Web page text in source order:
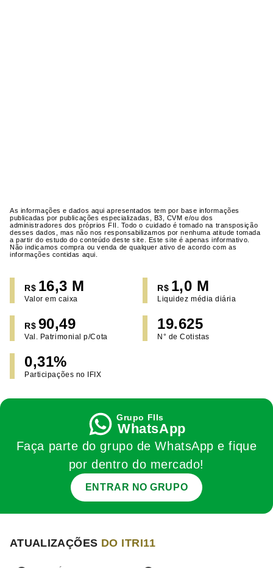
As informações e dados aqui apresentados tem por base informações
publicadas por publicações especializadas, B3, CVM e/ou dos
administradores dos próprios FII. Todo o cuidado é tomado na transposição
desses dados, mas não nos responsabilizamos por nenhuma atitude tomada
a partir do estudo do conteúdo deste site. Este site é apenas informativo.
Não indicamos compra ou venda de qualquer ativo de acordo com as
informações contidas aqui.
R$ 16,3 M
Valor em caixa
R$ 1,0 M
Liquidez média diária
R$ 90,49
Val. Patrimonial p/Cota
19.625
N° de Cotistas
0,31%
Participações no IFIX
WhatsApp
Faça parte do grupo de WhatsApp e fique
por dentro do mercado!
ENTRAR NO GRUPO
ATUALIZAÇÕES DO ITRI11